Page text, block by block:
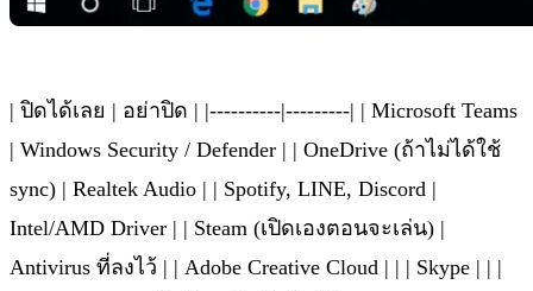
| ปิดได้เลย | อย่าปิด | |----------|---------| | Microsoft Teams
| Windows Security / Defender | | OneDrive (ถ้าไม่ได้ใช้
sync) | Realtek Audio | | Spotify, LINE, Discord |
Intel/AMD Driver | | Steam (เปิดเองตอนจะเล่น) |
Antivirus ที่ลงไว้ | | Adobe Creative Cloud | | | Skype | | |